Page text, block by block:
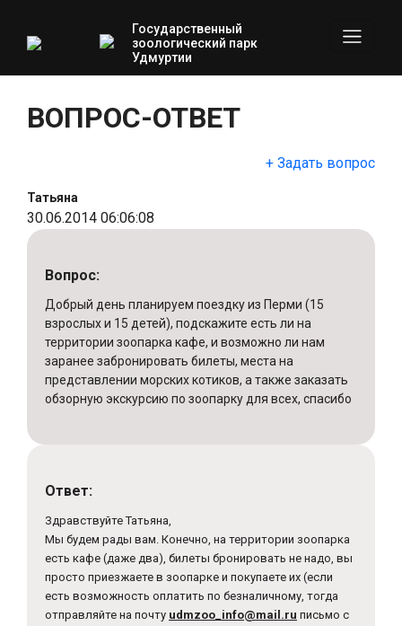
Государственный
зоологический парк
Удмуртии
ВОПРОС-ОТВЕТ
+ Задать вопрос
Татьяна
30.06.2014 06:06:08
Вопрос:
Добрый день планируем поездку из Перми (15
взрослых и 15 детей), подскажите есть ли на
территории зоопарка кафе, и возможно ли нам
заранее забронировать билеты, места на
представлении морских котиков, а также заказать
обзорную экскурсию по зоопарку для всех, спасибо
Ответ:
Здравствуйте Татьяна,
Мы будем рады вам. Конечно, на территории зоопарка
есть кафе (даже два), билеты бронировать не надо, вы
просто приезжаете в зоопарке и покупаете их (если
есть возможность оплатить по безналичному, тогда
отправляйте на почту udmzoo_info@mail.ru письмо с